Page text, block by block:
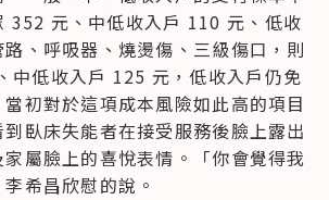
352 元、中低收入戶 110 元、低收
、呼吸器、燒燙傷、三級傷口，則
中低收入戶 125 元，低收入戶仍免
初對於這項成本風險如此高的項目
臥床失能者在接受服務後臉上露出
屬臉上的喜悅表情。「你會覺得我
希昌欣慰的說。